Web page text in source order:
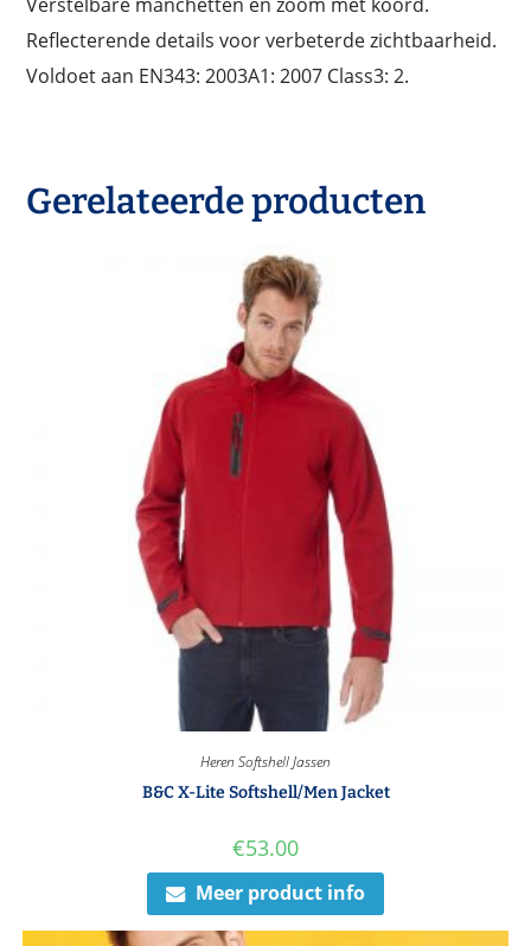
Reflecterende details voor verbeterde zichtbaarheid.
Voldoet aan EN343: 2003A1: 2007 Class3: 2.
Gerelateerde producten
Heren Softshell Jassen
B&C X-Lite Softshell/Men Jacket
€53.00
Meer product info